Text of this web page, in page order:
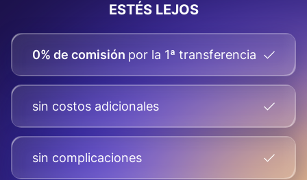
ESTÉS LEJOS
0% de comisión por la 1ª transferencia
sin costos adicionales
sin complicaciones